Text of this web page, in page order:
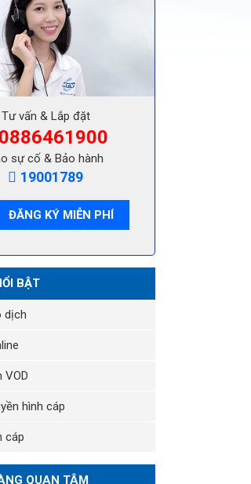
Tư vấn & Lắp đặt
0886461900
sự cố & Bảo hành
19001789
ĐĂNG KÝ MIỄN PHÍ
BẬT
dịch
VOD
hình cáp
cáp
QUAN TÂM